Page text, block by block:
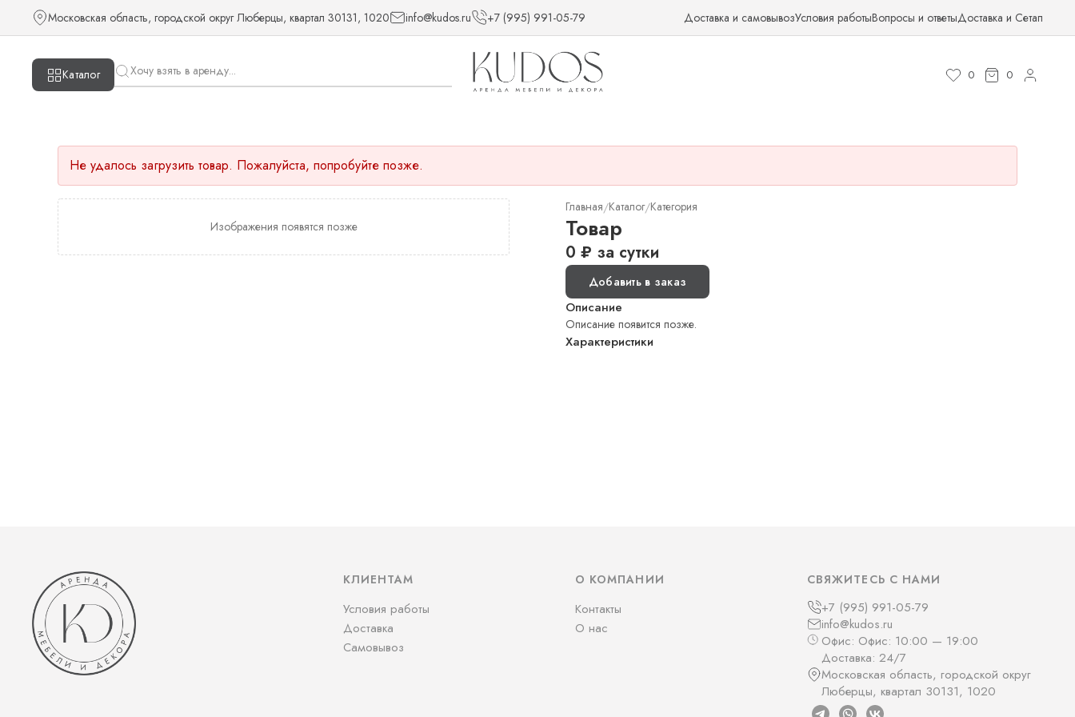
Московская область, городской округ Люберцы, квартал 30131, 1020 info@kudos.ru +7 (995) 991-05-79 Доставка и самовывозУсловия работыВопросы и ответыДоставка и Сетап
Каталог 0 0
Не удалось загрузить товар. Пожалуйста, попробуйте позже.
Изображения появятся позже
Главная/Каталог/Категория
Товар
0 ₽ за сутки
Добавить в заказ
Описание
Описание появится позже.
Характеристики
КЛИЕНТАМ
Условия работы
Доставка
Самовывоз
О КОМПАНИИ
Контакты
О нас
СВЯЖИТЕСЬ С НАМИ
+7 (995) 991-05-79
info@kudos.ru
Офис: Офис: 10:00 — 19:00
Доставка: 24/7
Московская область, городской округ
Люберцы, квартал 30131, 1020